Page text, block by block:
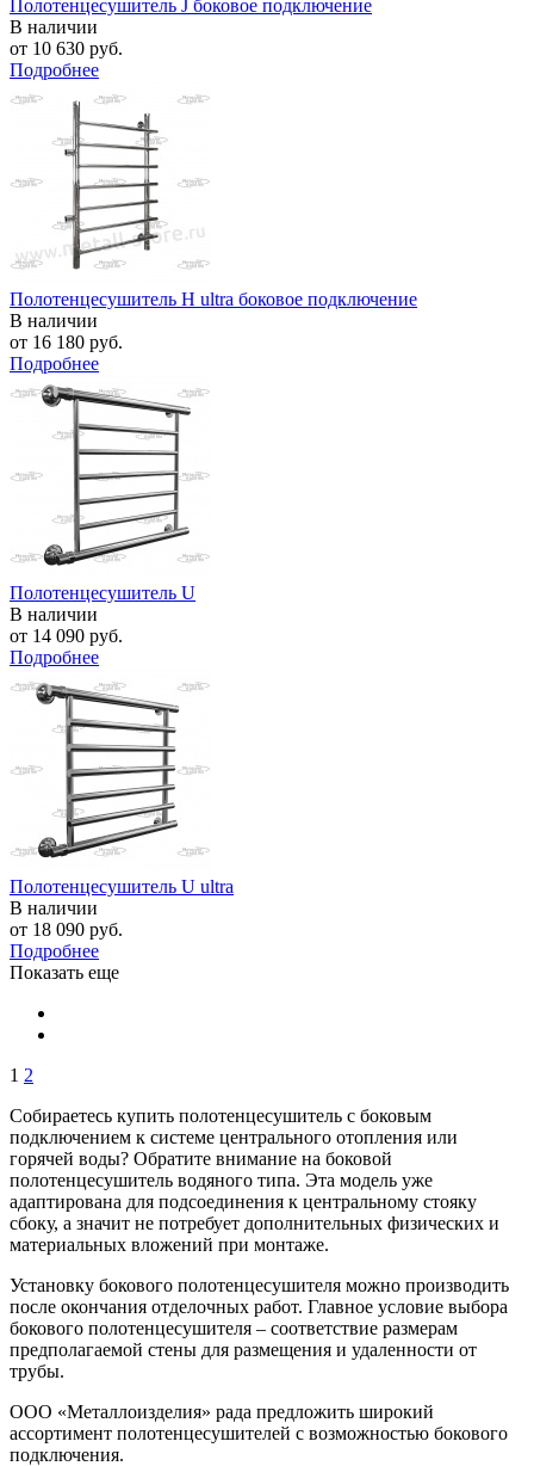
Полотенцесушитель J боковое подключение
В наличии
от 10 630 руб.
Подробнее
Полотенцесушитель H ultra боковое подключение
В наличии
от 16 180 руб.
Подробнее
Полотенцесушитель U
В наличии
от 14 090 руб.
Подробнее
Полотенцесушитель U ultra
В наличии
от 18 090 руб.
Подробнее
Показать еще
1 2
Собираетесь купить полотенцесушитель с боковым
подключением к системе центрального отопления или
горячей воды? Обратите внимание на боковой
полотенцесушитель водяного типа. Эта модель уже
адаптирована для подсоединения к центральному стояку
сбоку, а значит не потребует дополнительных физических и
материальных вложений при монтаже.
Установку бокового полотенцесушителя можно производить
после окончания отделочных работ. Главное условие выбора
бокового полотенцесушителя – соответствие размерам
предполагаемой стены для размещения и удаленности от
трубы.
ООО «Металлоизделия» рада предложить широкий
ассортимент полотенцесушителей с возможностью бокового
подключения.